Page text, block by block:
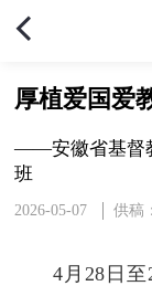
厚植爱国爱
——安徽省基督
班
2026-05-07 供稿
4月28日